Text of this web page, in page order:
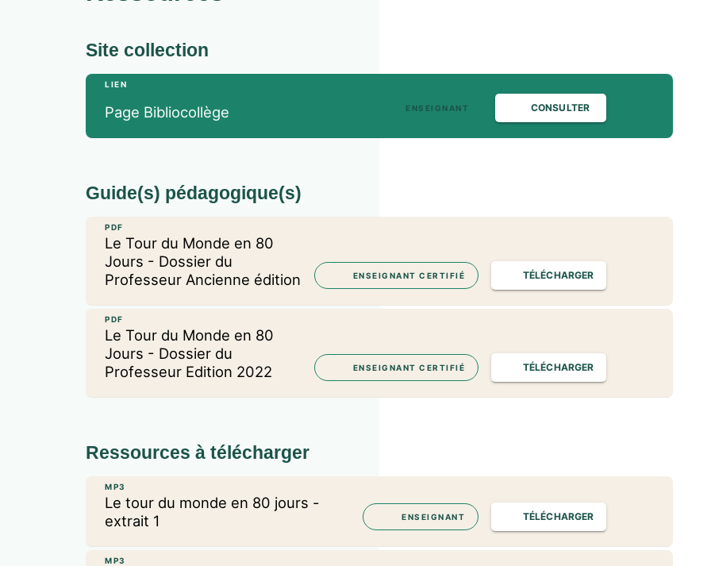
Site collection
LIEN
Page Bibliocollège ENSEIGNANT CONSULTER
Guide(s) pédagogique(s)
PDF
Le Tour du Monde en 80
Jours - Dossier du
Professeur Ancienne édition
ENSEIGNANT CERTIFIÉ TÉLÉCHARGER
PDF
Le Tour du Monde en 80
Jours - Dossier du
Professeur Edition 2022
ENSEIGNANT CERTIFIÉ TÉLÉCHARGER
Ressources à télécharger
MP3
Le tour du monde en 80 jours -
extrait 1
ENSEIGNANT TÉLÉCHARGER
MP3